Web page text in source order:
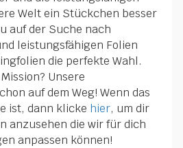
Welt ein Stückchen besser
auf der Suche nach
leistungsfähigen Folien
die perfekte Wahl.
Unsere
auf dem Weg! Wenn das
ist, dann klicke hier, um dir
anzusehen die wir für dich
anpassen können!